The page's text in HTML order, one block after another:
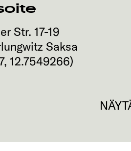
Str. 17-19
Saksa
, 12.7549266)